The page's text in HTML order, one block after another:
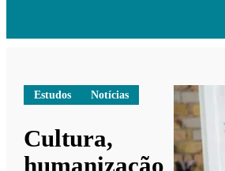
Estudos Notícias
Cultura,
humanização